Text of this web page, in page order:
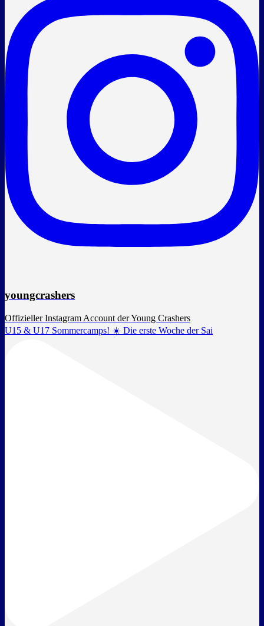
youngcrashers
Offizieller Instagram Account der Young Crashers
U15 & U17 Sommercamps! ☀️ Die erste Woche der Sai